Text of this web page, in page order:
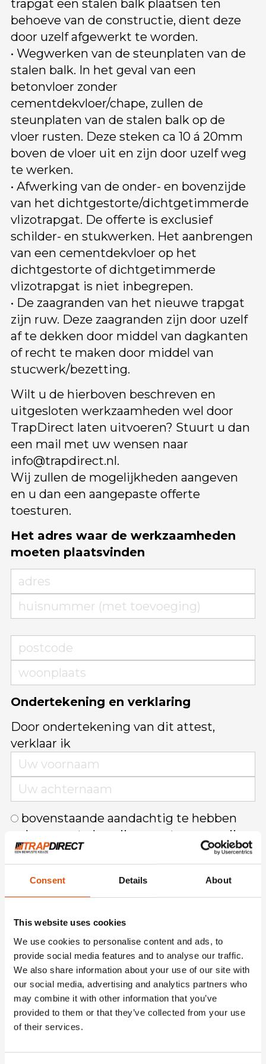
Consent Details About
This website uses cookies
We use cookies to personalise content and ads, to
provide social media features and to analyse our traffic.
We also share information about your use of our site with
our social media, advertising and analytics partners who
may combine it with other information that you’ve
provided to them or that they’ve collected from your use
of their services.
trapgat een stalen balk plaatsen ten
behoeve van de constructie, dient deze
door uzelf afgewerkt te worden.
• Wegwerken van de steunplaten van de
stalen balk. In het geval van een
betonvloer zonder
cementdekvloer/chape, zullen de
steunplaten van de stalen balk op de
vloer rusten. Deze steken ca 10 á 20mm
boven de vloer uit en zijn door uzelf weg
te werken.
• Afwerking van de onder- en bovenzijde
van het dichtgestorte/dichtgetimmerde
vlizotrapgat. De offerte is exclusief
schilder- en stukwerken. Het aanbrengen
van een cementdekvloer op het
dichtgestorte of dichtgetimmerde
vlizotrapgat is niet inbegrepen.
• De zaagranden van het nieuwe trapgat
zijn ruw. Deze zaagranden zijn door uzelf
af te dekken door middel van dagkanten
of recht te maken door middel van
stucwerk/bezetting.
Wilt u de hierboven beschreven en
uitgesloten werkzaamheden wel door
TrapDirect laten uitvoeren? Stuurt u dan
een mail met uw wensen naar
info@trapdirect.nl .
Wij zullen de mogelijkheden aangeven
en u dan een aangepaste offerte
toesturen.
Het adres waar de werkzaamheden
moeten plaatsvinden
Ondertekening en verklaring
Door ondertekening van dit attest,
verklaar ik
bovenstaande aandachtig te hebben
gelezen en te begrijpen wat er van mij
verwacht wordt;
alle genoemde maatregelen (voor zover
van toepassing) te zullen treffen om
dat ik me ervan bewust ben dat
eventuele schade, die ontstaat doordat ik
de in dit attest genoemde maatregelen
niet of niet afdoende heb getroffen,
geheel voor mijn rekening en risico komt;
dat alle vragen die ik na het lezen van